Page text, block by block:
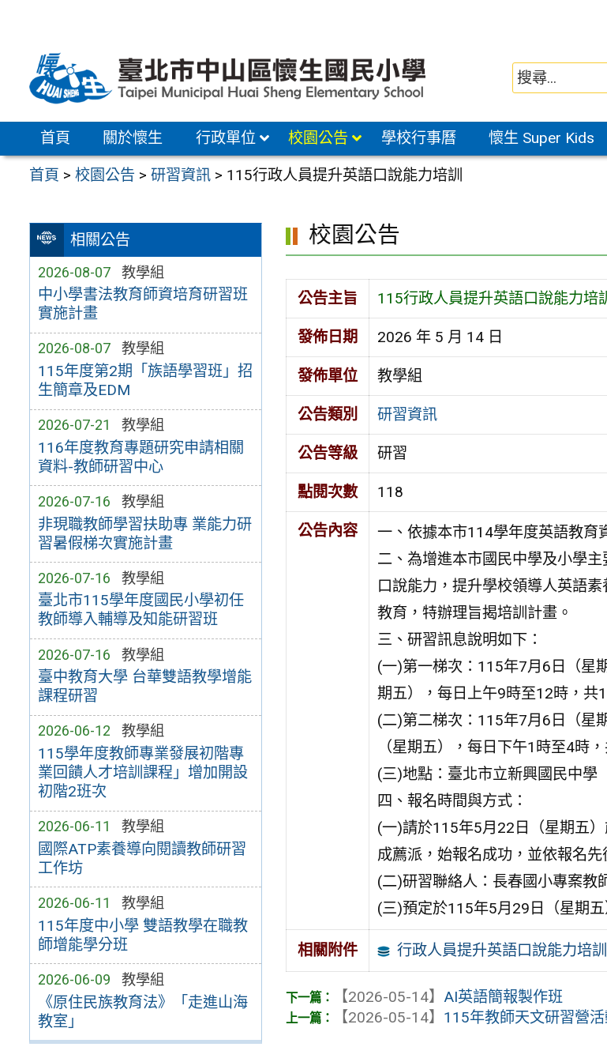
區
首頁 關於懷生 行政單位 校園公告 學校行事曆 懷生 Super Kids
首頁 >校園公告 >研習資訊 > 115行政人員提升英語口說能力培訓
相關公告
2026-08-07 教學組
中小學書法教育師資培育研習班
實施計畫
2026-08-07 教學組
115年度第2期「族語學習班」招
生簡章及EDM
2026-07-21 教學組
116年度教育專題研究申請相關
資料-教師研習中心
2026-07-16 教學組
非現職教師學習扶助專 業能力研
習暑假梯次實施計畫
2026-07-16 教學組
臺北市115學年度國民小學初任
教師導入輔導及知能研習班
2026-07-16 教學組
臺中教育大學 台華雙語教學增能
課程研習
2026-06-12 教學組
115學年度教師專業發展初階專
業回饋人才培訓課程」增加開設
初階2班次
2026-06-11 教學組
國際ATP素養導向閱讀教師研習
工作坊
2026-06-11 教學組
115年度中小學 雙語教學在職教
師增能學分班
2026-06-09 教學組
《原住民族教育法》「走進山海
教室」
校園公告
公告主旨 115行政人員提升英語口說能力培
發佈日期 2026 年 5 月 14 日
發佈單位 教學組
公告類別 研習資訊
公告等級 研習
點閱次數 118
公告內容
一、依據本市114學年度英語教育
二、為增進本市國民中學及小學
口說能力，提升學校領導人英語
教育，特辦理旨揭培訓計畫。
三、研習訊息說明如下：
(一)第一梯次：115年7月6日（星
期五），每日上午9時至12時，共
(二)第二梯次：115年7月6日（星
（星期五），每日下午1時至4時
(三)地點：臺北市立新興國民中學
四、報名時間與方式：
(一)請於115年5月22日（星期五
成薦派，始報名成功，並依報名先
(二)研習聯絡人：長春國小專案教
(三)預定於115年5月29日（星期
相關附件 行政人員提升英語口說能力培訓
【2026-05-14】 AI英語簡報製作班
【2026-05-14】 115年教師天文研習營